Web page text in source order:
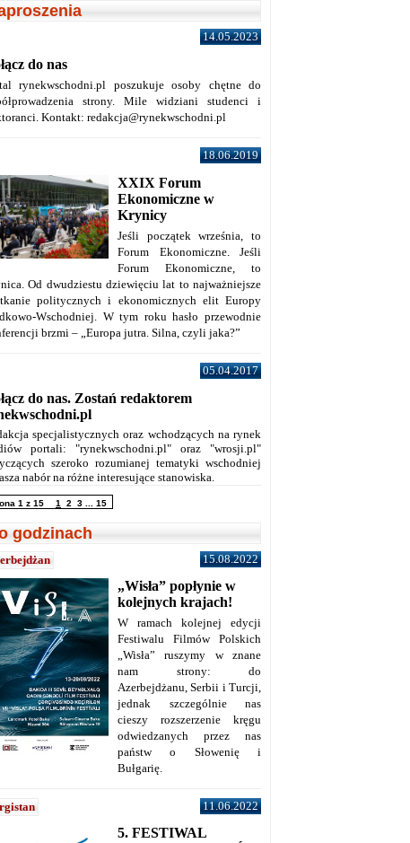
14.05.2023
do nas
rynekwschodni.pl poszukuje osoby chętne do
strony. Mile widziani studenci i
Kontakt: redakcja@rynekwschodni.pl
18.06.2019
XXIX Forum
Ekonomiczne w
Krynicy
Jeśli początek września, to
Forum Ekonomiczne. Jeśli
Forum Ekonomiczne, to
Od dwudziestu dziewięciu lat to najważniejsze
politycznych i ekonomicznych elit Europy
Wschodniej. W tym roku hasło przewodnie
brzmi – „Europa jutra. Silna, czyli jaka?”
05.04.2017
do nas. Zostań redaktorem
specjalistycznych oraz wchodzących na rynek
portali: "rynekwschodni.pl" oraz "wrosji.pl"
szeroko rozumianej tematyki wschodniej
nabór na różne interesujące stanowiska.
1 z 15 1 2 3 15
godzinach
15.08.2022
„Wisła” popłynie w
kolejnych krajach!
W ramach kolejnej edycji
Festiwalu Filmów Polskich
„Wisła” ruszymy w znane
nam strony: do
Azerbejdżanu, Serbii i Turcji,
jednak szczególnie nas
cieszy rozszerzenie kręgu
odwiedzanych przez nas
państw o Słowenię i
Bułgarię.
11.06.2022
5. FESTIWAL